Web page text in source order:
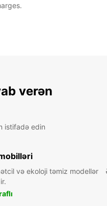
verən
istifadə edin
və ekoloji təmiz modellər